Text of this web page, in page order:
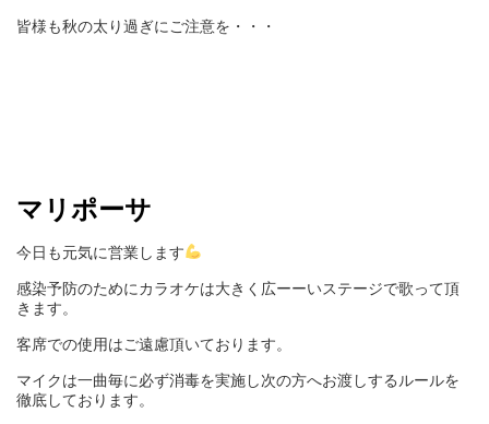
皆様も秋の太り過ぎにご注意を・・・
マリポーサ
今日も元気に営業します
感染予防のためにカラオケは大きく広ーーいステージで歌って頂
きます。
客席での使用はご遠慮頂いております。
マイクは一曲毎に必ず消毒を実施し次の方へお渡しするルールを
徹底しております。